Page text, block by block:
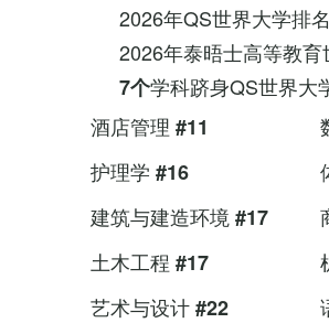
2026年QS世界大学排名
2026年泰晤士高等教育
7个学科跻身QS世界大
酒店管理 #11
护理学 #16
建筑与建造环境#17
土木工程 #17
艺术与设计#22